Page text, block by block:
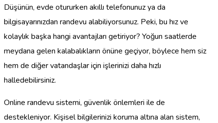
Düşünün, evde otururken akıllı telefonunuz ya da
bilgisayarınızdan randevu alabiliyorsunuz. Peki, bu hız ve
kolaylık başka hangi avantajları getiriyor? Yoğun saatlerde
meydana gelen kalabalıkların önüne geçiyor, böylece hem siz
hem de diğer vatandaşlar için işlerinizi daha hızlı
halledebilirsiniz.
Online randevu sistemi, güvenlik önlemleri ile de
destekleniyor. Kişisel bilgilerinizi koruma altına alan sistem,